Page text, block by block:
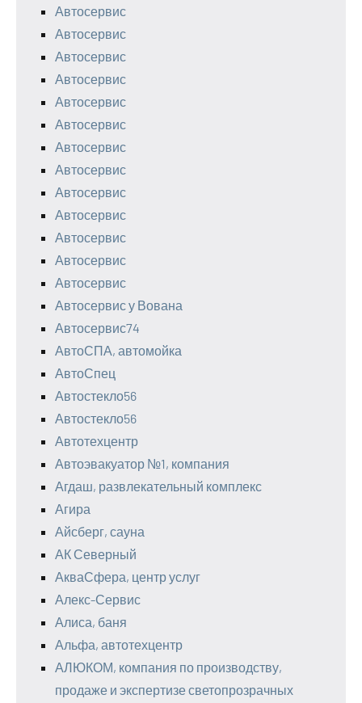
Автосервис
Автосервис
Автосервис
Автосервис
Автосервис
Автосервис
Автосервис
Автосервис
Автосервис
Автосервис
Автосервис
Автосервис
Автосервис
Автосервис у Вована
Автосервис74
АвтоСПА, автомойка
АвтоСпец
Автостекло56
Автостекло56
Автотехцентр
Автоэвакуатор №1, компания
Агдаш, развлекательный комплекс
Агира
Айсберг, сауна
АК Северный
АкваСфера, центр услуг
Алекс-Сервис
Алиса, баня
Альфа, автотехцентр
АЛЮКОМ, компания по производству,
продаже и экспертизе светопрозрачных